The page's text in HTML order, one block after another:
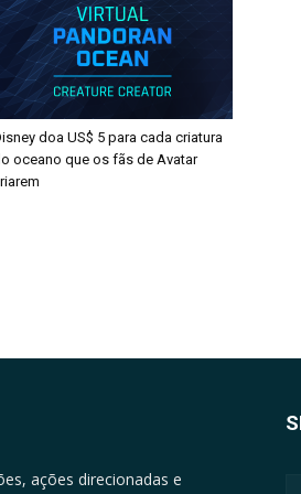
doa US$ 5 para cada criatura
oceano que os fãs de Avatar
ações direcionadas e